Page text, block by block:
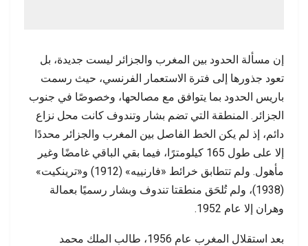
إن مسألة الحدود بين المغرب والجزائر ليست جديدة، بل
تعود جذورها إلى فترة الاستعمار الفرنسي، حيث رسمت
باريس الحدود بما يتوافق مع مصالحها، وخصوصًا في جنوب
الجزائر. المنطقة التي تضم بشار وتندوف كانت محل نزاع
دائم، إذ لم يكن الخط الفاصل بين المغرب والجزائر محددًا
إلا على طول 165 كيلومترًا، فيما بقي الباقي غامضًا وغير
مأهول. ولم تتطابق خرائط «فارنييه» (1912) و«ترينكيت»
(1938)، ولم تُلحَق منطقتا تندوف وبشار رسميًا بعمالة
وهران إلا عام 1952.
بعد استقلال المغرب عام 1956، طالب الملك محمد